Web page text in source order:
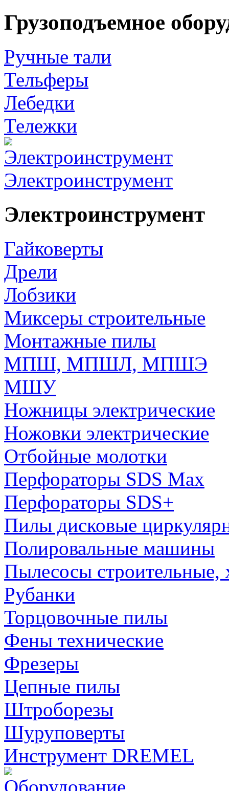
Грузоподъемное
Ручные тали
Тельферы
Лебедки
Тележки
Электроинструмент
Электроинструмент
Гайковерты
Дрели
Лобзики
Миксеры строительные
Монтажные пилы
МПШ, МПШЛ, МПШЭ
МШУ
Ножницы электрические
Ножовки электрические
Отбойные молотки
Перфораторы SDS Max
Перфораторы SDS+
Пилы дисковые
Полировальные машины
Пылесосы строительные,
Рубанки
Торцовочные пилы
Фены технические
Фрезеры
Цепные пилы
Штроборезы
Шуруповерты
Инструмент DREMEL